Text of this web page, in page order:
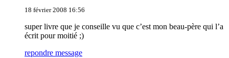
18 février 2008 16:56
super livre que je conseille vu que c’est mon beau-père qui l’a
écrit pour moitié ;)
repondre message